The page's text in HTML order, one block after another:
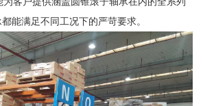
能满足不同工况下的严苛要求。